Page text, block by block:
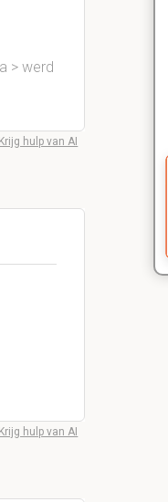
> werd
Krijg hulp van AI
Krijg hulp van AI